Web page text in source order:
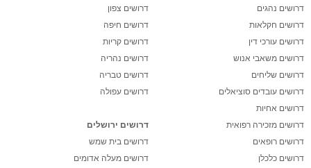
דרושים נהגים
דרושים חקלאות
דרושים עורכי דין
דרושים משאבי אנוש
דרושים שליחים
דרושים עובדים סוציאלים
דרושים אחיות
דרושים מזכירה רפואית
דרושים רופאים
דרושים כלכלן
דרושים צפון
דרושים חיפה
דרושים קריות
דרושים נהריה
דרושים טבריה
דרושים עפולה
דרושים ירושלים
דרושים בית שמש
דרושים מעלה אדומים